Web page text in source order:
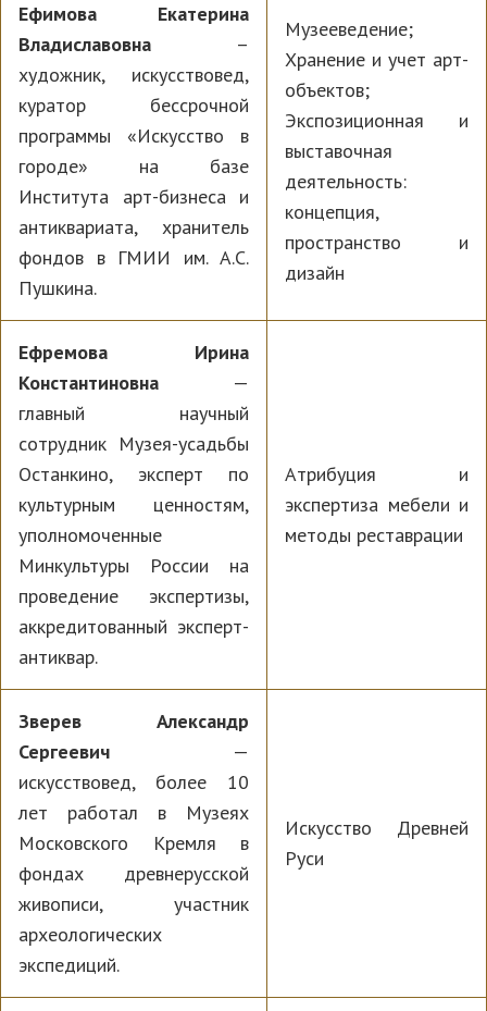
Ефимова Екатерина
Владиславовна –
художник, искусствовед,
куратор бессрочной
программы «Искусство в
городе» на базе
Института арт-бизнеса и
антиквариата, хранитель
фондов в ГМИИ им. А.С.
Пушкина.
Музееведение;
Хранение и учет арт-
объектов;
Экспозиционная и
выставочная
деятельность:
концепция,
пространство и
дизайн
Ефремова Ирина
Константиновна —
главный научный
сотрудник Музея-усадьбы
Останкино, эксперт по
культурным ценностям,
уполномоченные
Минкультуры России на
проведение экспертизы,
аккредитованный эксперт-
антиквар.
Атрибуция и
экспертиза мебели и
методы реставрации
Зверев Александр
Сергеевич —
искусствовед, более 10
лет работал в Музеях
Московского Кремля в
фондах древнерусской
живописи, участник
археологических
экспедиций.
Искусство Древней
Руси